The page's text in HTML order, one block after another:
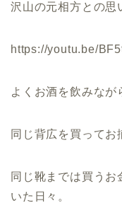
沢山の元相方との思
https://youtu.be/
よくお酒を飲みなが
同じ背広を買ってお
同じ靴までは買うお
いた日々。